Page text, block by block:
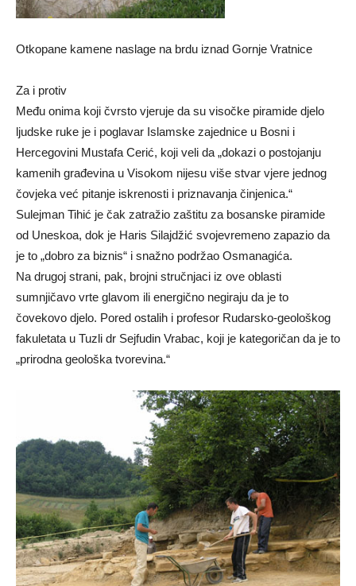
Otkopane kamene naslage na brdu iznad Gornje Vratnice
Za i protiv
Među onima koji čvrsto vjeruje da su visočke piramide djelo
ljudske ruke je i poglavar Islamske zajednice u Bosni i
Hercegovini Mustafa Cerić, koji veli da „dokazi o postojanju
kamenih građevina u Visokom nijesu više stvar vjere jednog
čovjeka već pitanje iskrenosti i priznavanja činjenica.“
Sulejman Tihić je čak zatražio zaštitu za bosanske piramide
od Uneskoa, dok je Haris Silajdžić svojevremeno zapazio da
je to „dobro za biznis“ i snažno podržao Osmanagića.
Na drugoj strani, pak, brojni stručnjaci iz ove oblasti
sumnjičavo vrte glavom ili energično negiraju da je to
čovekovo djelo. Pored ostalih i profesor Rudarsko-geološkog
fakuletata u Tuzli dr Sejfudin Vrabac, koji je kategoričan da je to
„prirodna geološka tvorevina.“